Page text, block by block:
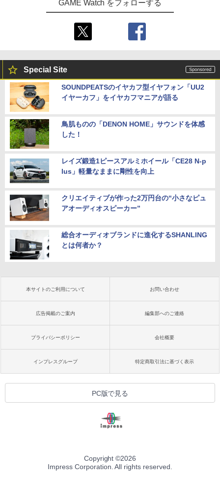
GAME Watch をフォローする
Special Site
SOUNDPEATSのイヤカフ型イヤフォン「UU2
イヤーカフ」をイヤカフマニアが語る
鳥肌ものの「DENON HOME」サウンドを体感
した！
レイズ鍛造1ピースアルミホイール「CE28 N-p
lus」軽量なままに剛性を向上
クリエイティブが作った2万円台の“小さなピュ
アオーディオスピーカー”
総合オーディオブランドに進化するSHANLING
とは何者か？
本サイトのご利用について お問い合わせ
広告掲載のご案内 編集部へのご連絡
プライバシーポリシー 会社概要
インプレスグループ 特定商取引法に基づく表示
PC版で見る
Copyright ©2026
Impress Corporation. All rights reserved.